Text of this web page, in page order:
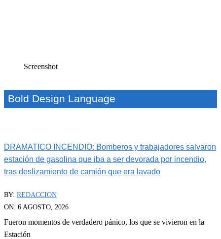
Screenshot
Bold Design Language
DRAMATICO INCENDIO: Bomberos y trabajadores salvaron
estación de gasolina que iba a ser devorada por incendio,
tras deslizamiento de camión que era lavado
BY: REDACCION
ON: 6 AGOSTO, 2026
Fueron momentos de verdadero pánico, los que se vivieron en la
Estación